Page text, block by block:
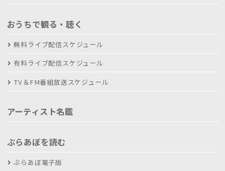
おうちで観る・聴く
無料ライブ配信スケジュール
有料ライブ配信スケジュール
TV＆FM番組放送スケジュール
アーティスト名鑑
ぶらあぼを読む
ぶらあぼ電子版